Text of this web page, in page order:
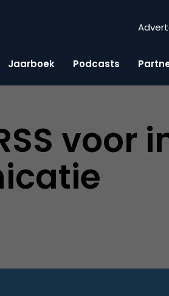
Jaarboek Podcasts
voor